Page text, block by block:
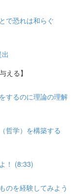
で恐れは和らぐ
える】
するのに理論の理解
哲学）を構築する
！ (8:33)
のを経験してみよう